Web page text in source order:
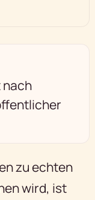
nach
zu echten
wird, ist